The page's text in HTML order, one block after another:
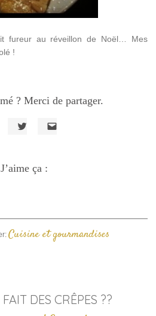
fureur au réveillon de Noël… Mes
!
? Merci de partager.
Twitter(ouvre
dans
dans
une
nouvelle
fenêtre)
J’aime ça :
Cuisine et gourmandises
DES CRÊPES ??